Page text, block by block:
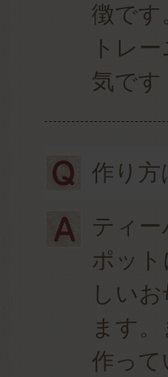
徴で
トレ
気です
作り方
ティ
ポッ
しい
ます
作って